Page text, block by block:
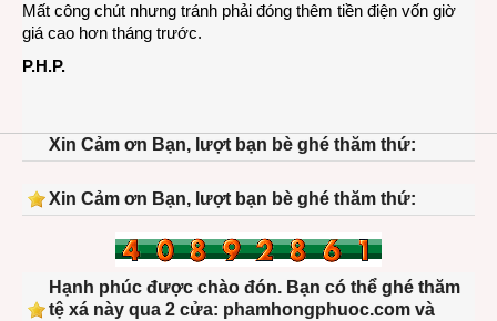
Mất công chút nhưng tránh phải đóng thêm tiền điện vốn giờ
giá cao hơn tháng trước.
P.H.P.
Xin Cảm ơn Bạn, lượt bạn bè ghé thăm thứ:
Xin Cảm ơn Bạn, lượt bạn bè ghé thăm thứ:
Hạnh phúc được chào đón. Bạn có thể ghé thăm
tệ xá này qua 2 cửa: phamhongphuoc.com và